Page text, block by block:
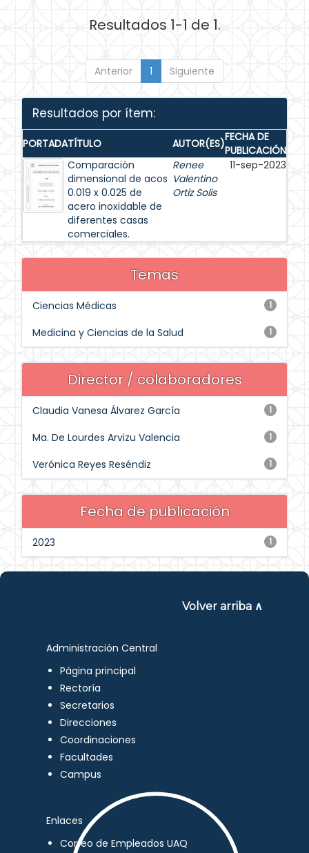
Resultados 1-1 de 1.
Anterior 1 Siguiente
Resultados por ítem:
PORTADATÍTULO AUTOR(ES)FECHA DE
PUBLICACIÓN
Comparación
dimensional de acos
0.019 x 0.025 de
acero inoxidable de
diferentes casas
comerciales.
Renee
Valentino
Ortiz Solis
11-sep-2023
Temas
1
Ciencias Médicas
1
Medicina y Ciencias de la Salud
Director / colaboradores
1
Claudia Vanesa Álvarez García
1
Ma. De Lourdes Arvizu Valencia
1
Verónica Reyes Reséndiz
Fecha de publicación
1
2023
Volver arriba ∧
Administración Central
Página principal
Rectoría
Secretarios
Direcciones
Coordinaciones
Facultades
Campus
Enlaces
Correo de Empleados UAQ